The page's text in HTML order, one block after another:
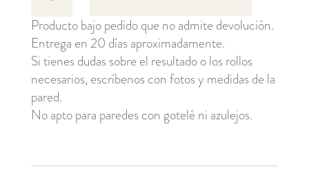
cantidad
Producto bajo pedido que no admite devolución.
Entrega en 20 días aproximadamente.
Si tienes dudas sobre el resultado o los rollos
necesarios, escríbenos con fotos y medidas de la
pared.
No apto para paredes con gotelé ni azulejos.